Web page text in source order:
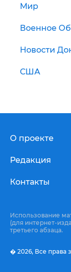
Мир
Военное
Новости
США
О проекте
Редакция
Контакты
Использование
(для интернет-
третьего абзаца.
� 2026, Все права